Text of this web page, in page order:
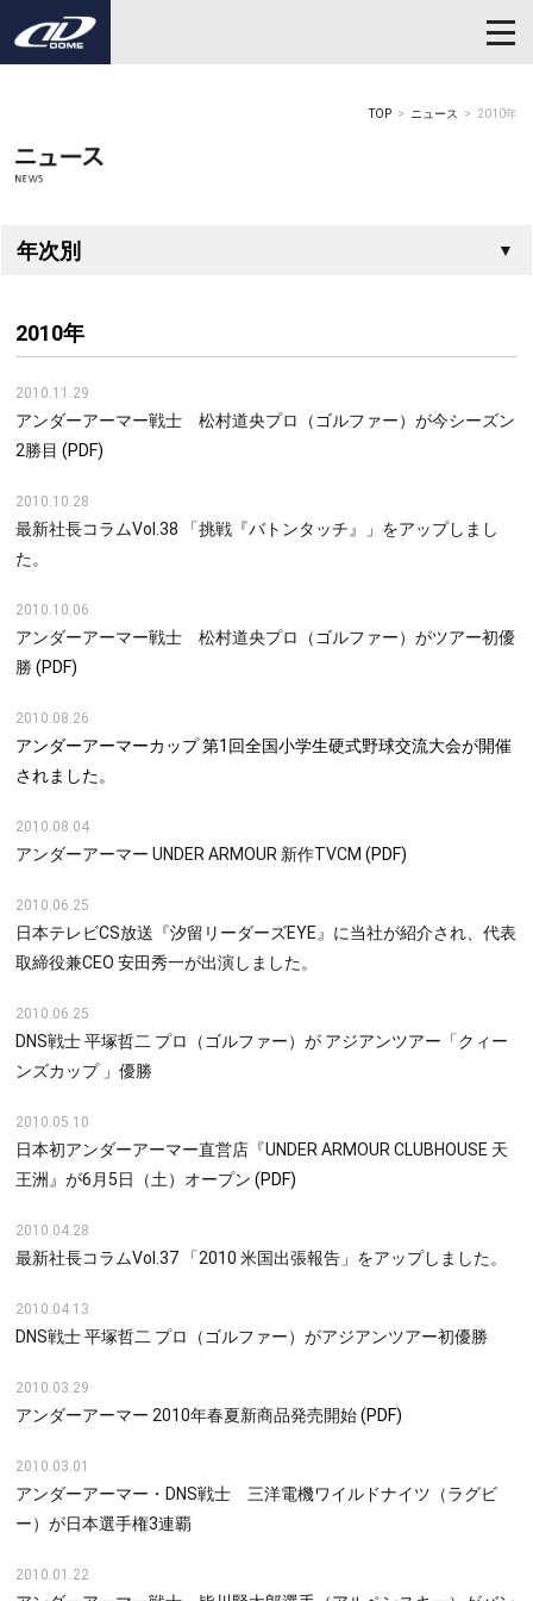
TOP ニュース 2010年
年次別
2010年
2010.11.29
アンダーアーマー戦士 松村道央プロ（ゴルファー）が今シーズン
2勝目 (PDF)
2010.10.28
最新社長コラムVol.38 「挑戦『バトンタッチ』」をアップしまし
た。
2010.10.06
アンダーアーマー戦士 松村道央プロ（ゴルファー）がツアー初優
勝(PDF)
2010.08.26
アンダーアーマーカップ 第1回全国小学生硬式野球交流大会が開催
されました。
2010.08.04
アンダーアーマー UNDER ARMOUR 新作TVCM (PDF)
2010.06.25
日本テレビCS放送『汐留リーダーズEYE』に当社が紹介され、代表
取締役兼CEO 安田秀一が出演しました。
2010.06.25
DNS戦士 平塚哲二 プロ（ゴルファー）が アジアンツアー「クィー
ンズカップ 」優勝
2010.05.10
日本初アンダーアーマー直営店『UNDER ARMOUR CLUBHOUSE 天
王洲』が6月5日（土）オープン (PDF)
2010.04.28
最新社長コラムVol.37 「2010 米国出張報告」をアップしました。
2010.04.13
DNS戦士 平塚哲二 プロ（ゴルファー）がアジアンツアー初優勝
2010.03.29
アンダーアーマー 2010年春夏新商品発売開始(PDF)
2010.03.01
アンダーアーマー・DNS戦士 三洋電機ワイルドナイツ（ラグビ
ー）が日本選手権3連覇
2010.01.22